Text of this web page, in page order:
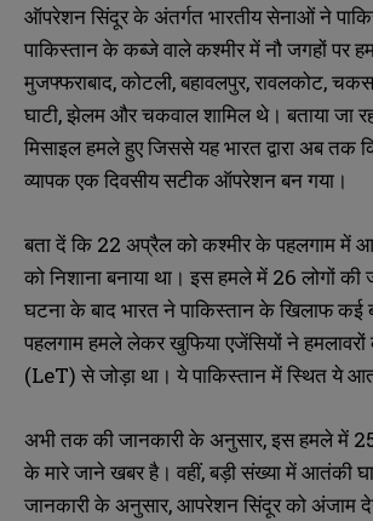
ऑपरेशन सिंदूर के अंतर्गत भारतीय सेनाओं ने
पाकिस्तान के कब्जे वाले कश्मीर में नौ जगहों पर
मुजफ्फराबाद, कोटली, बहावलपुर, रावलकोट,
घाटी, झेलम और चकवाल शामिल थे। बताया जा
मिसाइल हमले हुए जिससे यह भारत द्वारा अब तक
व्यापक एक दिवसीय सटीक ऑपरेशन बन गया।
बता दें कि 22 अप्रैल को कश्मीर के पहलगाम में
को निशाना बनाया था। इस हमले में 26 लोगों
घटना के बाद भारत ने पाकिस्तान के खिलाफ कई
पहलगाम हमले लेकर खुफिया एजेंसियों ने
(LeT) से जोड़ा था। ये पाकिस्तान में स्थित ये
अभी तक की जानकारी के अनुसार, इस हमले में
के मारे जाने खबर है। वहीं, बड़ी संख्या में आतंकी
जानकारी के अनुसार, आपरेशन सिंदूर को अंजाम